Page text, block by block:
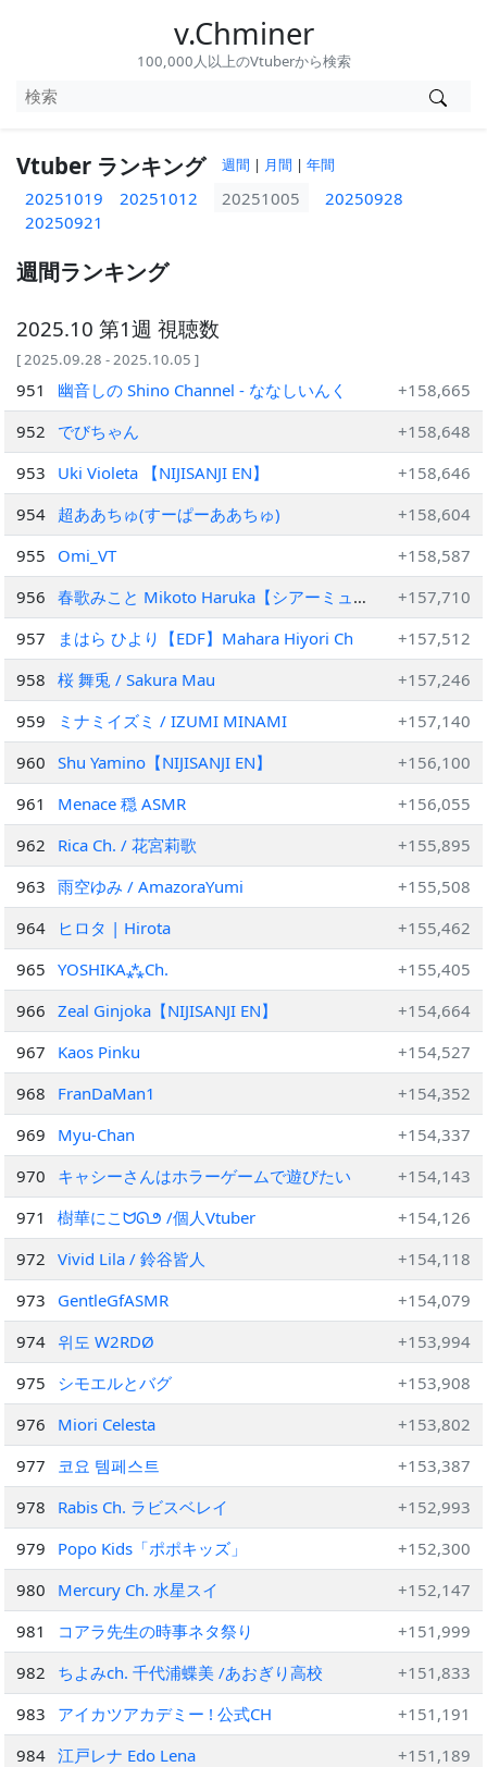
v.Chminer
100,000人以上のVtuberから検索
Vtuber ランキング 週間 | 月間 | 年間
20251019 20251012 20251005
20250928
20250921
週間ランキング
2025.10 第1週 視聴数
[ 2025.09.28 - 2025.10.05 ]
951 幽音しの Shino Channel - ななしいんく
+158,665
952
でびちゃん
+158,648
953
Uki Violeta 【NIJISANJI EN】
+158,646
954 超ああちゅ(すーぱーああちゅ)
+158,604
955
Omi_VT
+158,587
956
春歌みこと Mikoto Haruka【シアーミュー
ジックV】
+157,710
957
まはら ひより【EDF】Mahara Hiyori Ch
+157,512
958
桜 舞兎 / Sakura Mau
+157,246
959
ミナミイズミ / IZUMI MINAMI
+157,140
960
Shu Yamino【NIJISANJI EN】
+156,100
961
Menace 穏 ASMR
+156,055
962
Rica Ch. / 花宮莉歌
+155,895
963
雨空ゆみ / AmazoraYumi
+155,508
964
ヒロタ | Hirota
+155,462
965
YOSHIKA⁂Ch.
+155,405
966
Zeal Ginjoka【NIJISANJI EN】
+154,664
967
Kaos Pinku
+154,527
968
FranDaMan1
+154,352
969
Myu-Chan
+154,337
970
キャシーさんはホラーゲームで遊びたい
+154,143
971
樹華にこᗢᘏ౨ /個人Vtuber
+154,126
972
Vivid Lila / 鈴谷皆人
+154,118
973
GentleGfASMR
+154,079
974 위도 W2RDØ
+153,994
975
シモエルとバグ
+153,908
976
Miori Celesta
+153,802
977
코요 템페스트
+153,387
978
Rabis Ch. ラビスベレイ
+152,993
979
Popo Kids「ポポキッズ」
+152,300
980
Mercury Ch. 水星スイ
+152,147
981
コアラ先生の時事ネタ祭り
+151,999
982
ちよみch. 千代浦蝶美 /あおぎり高校
+151,833
983
アイカツアカデミー ! 公式CH
+151,191
984 江戸レナ Edo Lena
+151,189